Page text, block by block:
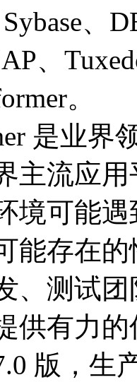
、
。
是业界
主流应
境可能
能存在
、测试
供有力
版，生